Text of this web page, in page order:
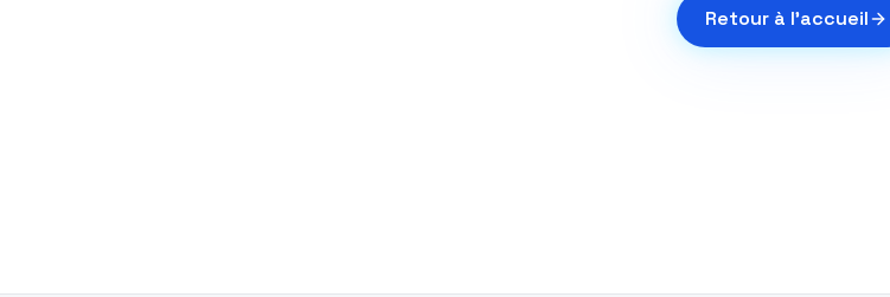
Retour à l'accueil